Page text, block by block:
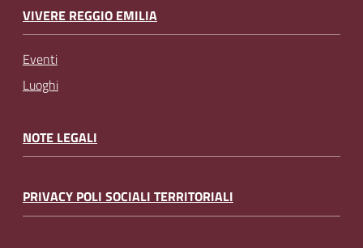
VIVERE REGGIO EMILIA
Eventi
Luoghi
NOTE LEGALI
PRIVACY POLI SOCIALI TERRITORIALI